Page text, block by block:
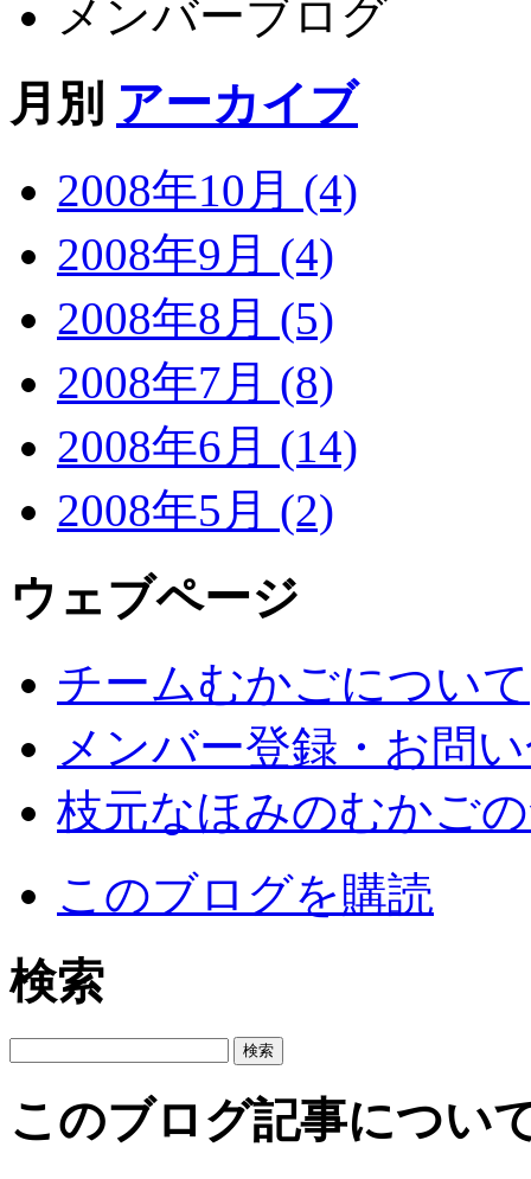
メンバーブログ
月別 アーカイブ
2008年10月 (4)
2008年9月 (4)
2008年8月 (5)
2008年7月 (8)
2008年6月 (14)
2008年5月 (2)
ウェブページ
チームむかごについて
メンバー登録・お問
枝元なほみのむかご
このブログを購読
検索
このブログ記事につい